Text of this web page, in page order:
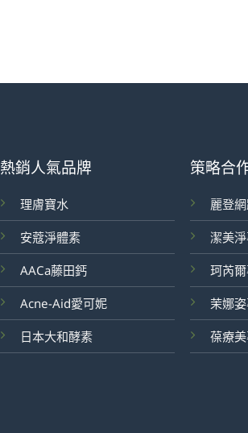
熱銷人氣品牌
理膚寶水
安蔻淨體素
AACa藤田鈣
Acne-Aid愛可妮
日本大和酵素
策略合
麗登
潔美
珂芮
茉娜
葆療